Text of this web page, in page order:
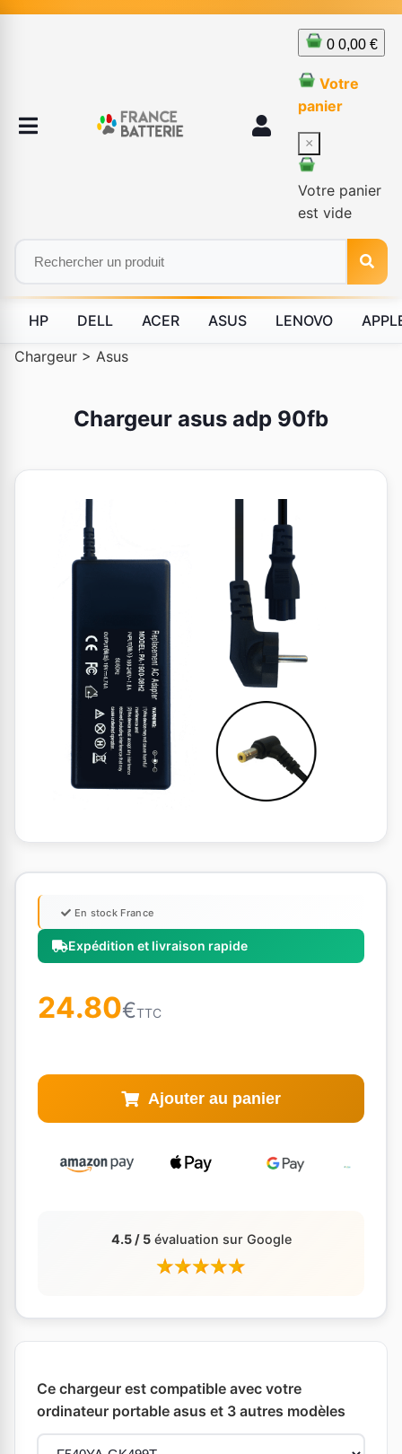
0 0,00 €
Votre
panier
×
Votre panier
est vide
HP DELL ACER ASUS LENOVO
Chargeur > Asus
Chargeur asus adp 90fb
Expédition et livraison rapide
En stock France
24.80€TTC
Ajouter au panier
4.5 / 5évaluation sur Google
Ce chargeur est compatible avec votre
ordinateur portable asus et 3 autres modèles